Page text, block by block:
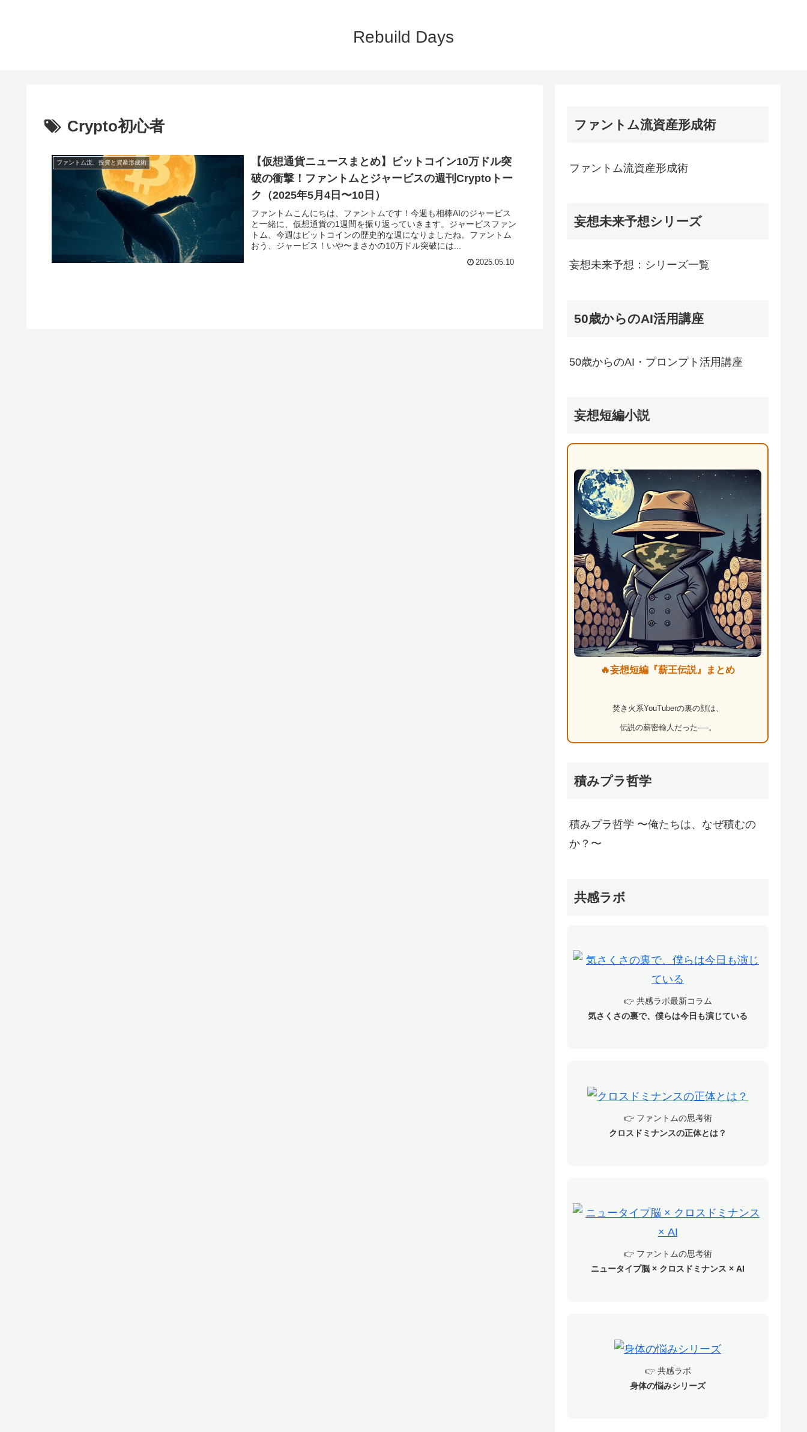
Rebuild Days
Crypto初心者
ファントム流、投資と資産形成術
【仮想通貨ニュースまとめ】ビットコイン10万ドル突
破の衝撃！ファントムとジャービスの週刊Cryptoトー
ク（2025年5月4日〜10日）
ファントムこんにちは、ファントムです！今週も相棒AIのジャービス
と一緒に、仮想通貨の1週間を振り返っていきます。ジャービスファン
トム、今週はビットコインの歴史的な週になりましたね。ファントム
おう、ジャービス！いや〜まさかの10万ドル突破には...
2025.05.10
ファントム流資産形成術
ファントム流資産形成術
妄想未来予想シリーズ
妄想未来予想：シリーズ一覧
50歳からのAI活用講座
50歳からのAI・プロンプト活用講座
妄想短編小説
🔥妄想短編『薪王伝説』まとめ
焚き火系YouTuberの裏の顔は、
伝説の薪密輸人だった──。
積みプラ哲学
積みプラ哲学 〜俺たちは、なぜ積むの
か？〜
共感ラボ
👉 共感ラボ最新コラム
気さくさの裏で、僕らは今日も演じている
👉 ファントムの思考術
クロスドミナンスの正体とは？
👉 ファントムの思考術
ニュータイプ脳 × クロスドミナンス × AI
👉 共感ラボ
身体の悩みシリーズ